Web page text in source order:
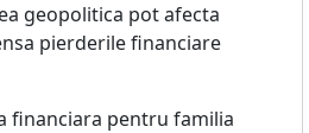
geopolitica pot afecta
pierderile financiare
financiara pentru familia